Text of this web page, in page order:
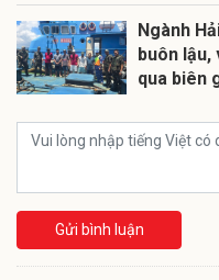
Ngành
buôn lậu,
qua biên
Gửi bình luận